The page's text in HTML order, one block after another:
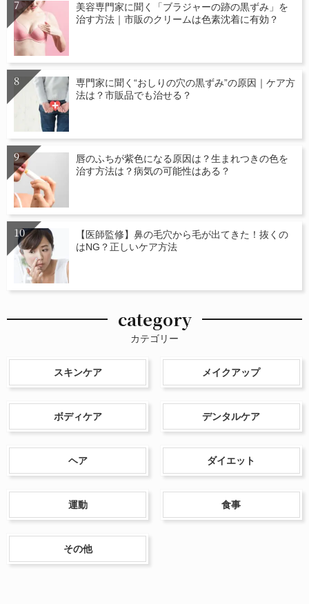
美容専門家に聞く「ブラジャーの跡の黒ずみ」を
治す方法｜市販のクリームは色素沈着に有効？
専門家に聞く“おしりの穴の黒ずみ”の原因｜ケア方
法は？市販品でも治せる？
唇のふちが紫色になる原因は？生まれつきの色を
治す方法は？病気の可能性はある？
【医師監修】鼻の毛穴から毛が出てきた！抜くの
はNG？正しいケア方法
category
カテゴリー
スキンケア メイクアップ
ボディケア デンタルケア
ヘア ダイエット
運動 食事
その他